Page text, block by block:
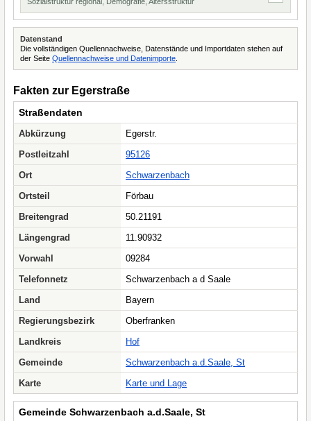
Datenstand
Die vollständigen Quellennachweise, Datenstände und Importdaten stehen auf
der Seite Quellennachweise und Datenimporte
Fakten zur Egerstraße
Straßendaten
Abkürzung
Egerstr.
Postleitzahl
95126
Ort
Schwarzenbach
Ortsteil
Förbau
Breitengrad
50.21191
Längengrad
11.90932
Vorwahl
09284
Telefonnetz
Schwarzenbach a d Saale
Land
Bayern
Regierungsbezirk
Oberfranken
Landkreis
Hof
Gemeinde
Schwarzenbach a.d.Saale, St
Karte
Karte und Lage
Gemeinde Schwarzenbach a.d.Saale, St